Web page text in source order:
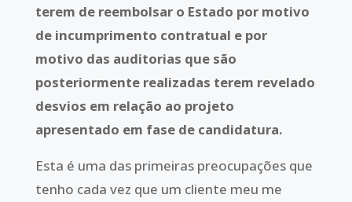
terem de reembolsar o Estado por motivo
de incumprimento contratual e por
motivo das auditorias que são
posteriormente realizadas terem revelado
desvios em relação ao projeto
apresentado em fase de candidatura.
Esta é uma das primeiras preocupações que
tenho cada vez que um cliente meu me